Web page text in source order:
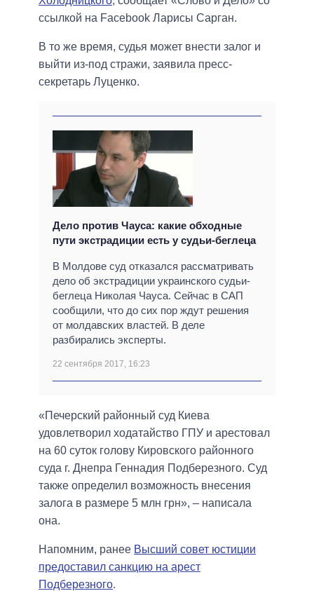
ссылкой на Facebook Ларисы Сарган.
В то же время, судья может внести залог и
выйти из-под стражи, заявила пресс-
секретарь Луценко.
Дело против Чауса: какие обходные
пути экстрадиции есть у судьи-беглеца
В Молдове суд отказался рассматривать
дело об экстрадиции украинского судьи-
беглеца Николая Чауса. Сейчас в САП
сообщили, что до сих пор ждут решения
от молдавских властей. В деле
разбирались эксперты.
22 сентября 2017, 16:23
«Печерский районный суд Киева
удовлетворил ходатайство ГПУ и арестовал
на 60 суток голову Кировского районного
суда г. Днепра Геннадия Подберезного. Суд
также определил возможность внесения
залога в размере 5 млн грн», – написала
она.
Напомним, ранее Высший совет юстиции
предоставил санкцию на арест
Подберезного.